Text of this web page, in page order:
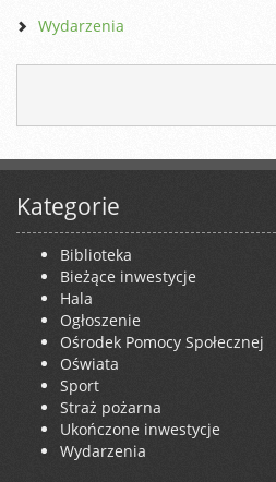
Wydarzenia
Kategorie
Biblioteka
Bieżące inwestycje
Hala
Ogłoszenie
Ośrodek Pomocy Społecznej
Oświata
Sport
Straż pożarna
Ukończone inwestycje
Wydarzenia